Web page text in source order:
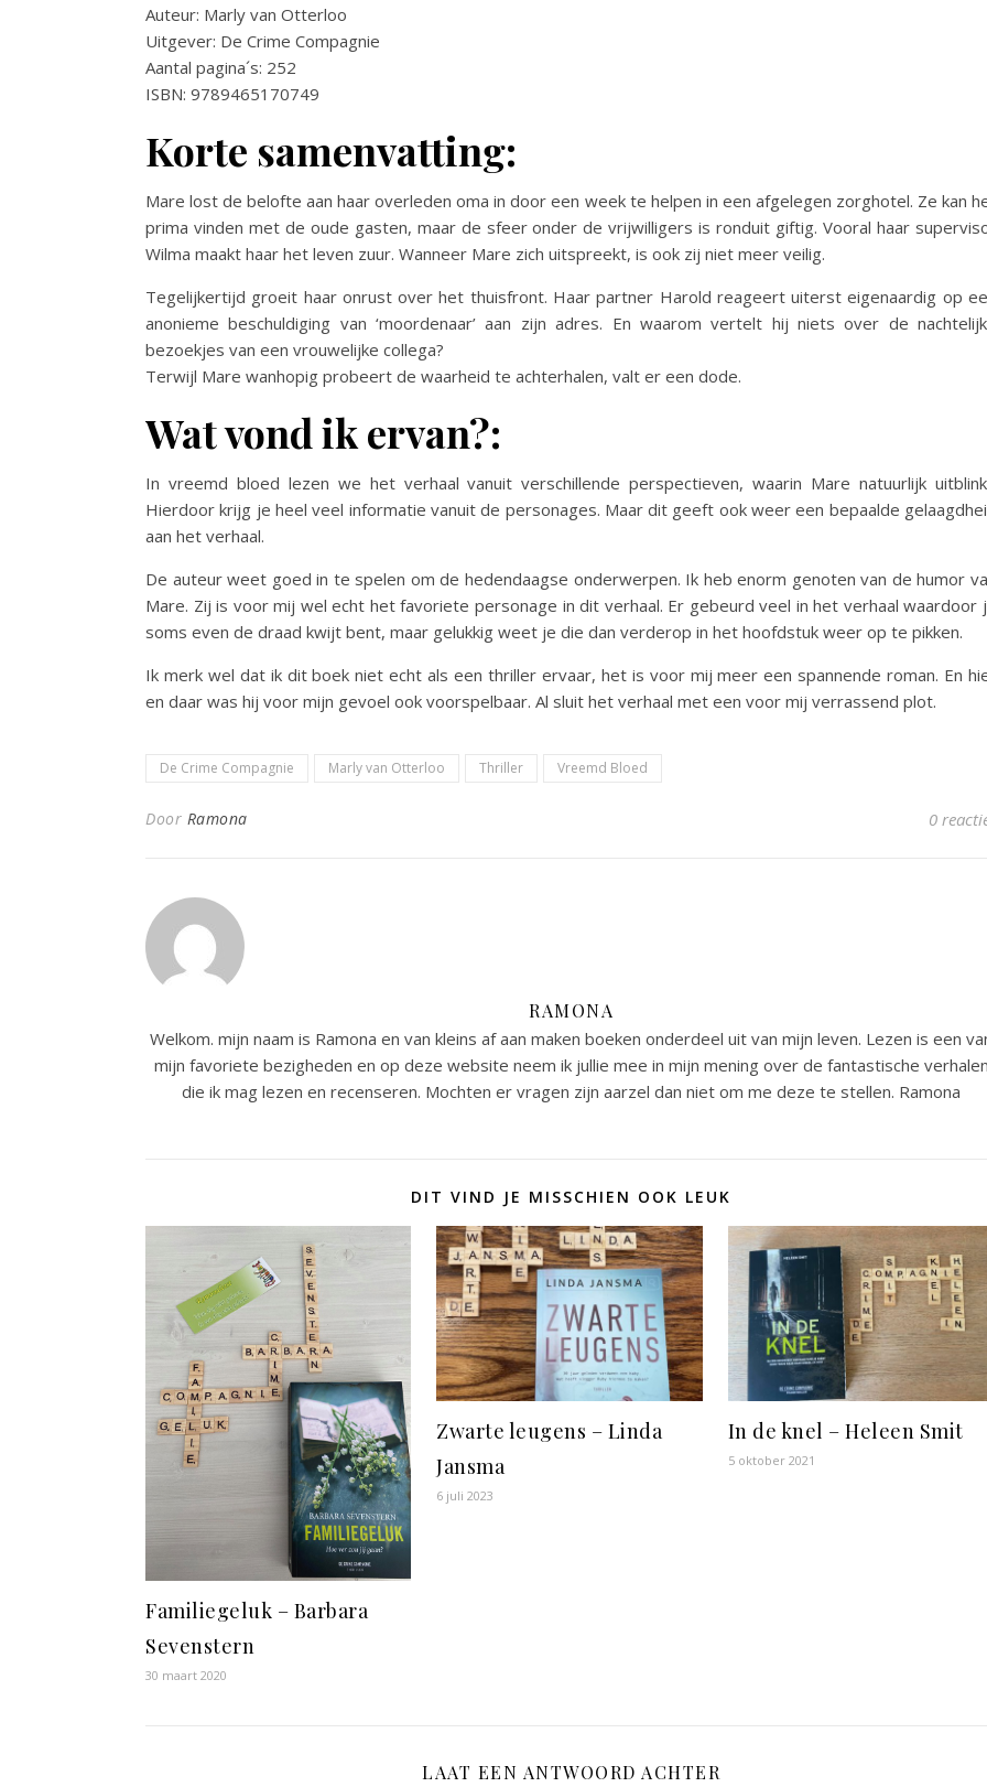
Auteur: Marly van Otterloo
Uitgever: De Crime Compagnie
Aantal pagina´s: 252
ISBN: 9789465170749
Korte samenvatting:
Mare lost de belofte aan haar overleden oma in door een week te helpen in een afgelegen zorghotel. Ze kan
prima vinden met de oude gasten, maar de sfeer onder de vrijwilligers is ronduit giftig. Vooral haar
Wilma maakt haar het leven zuur. Wanneer Mare zich uitspreekt, is ook zij niet meer veilig.
Tegelijkertijd groeit haar onrust over het thuisfront. Haar partner Harold reageert uiterst eigenaardig op
anonieme beschuldiging van ‘moordenaar’ aan zijn adres. En waarom vertelt hij niets over de
bezoekjes van een vrouwelijke collega?
Terwijl Mare wanhopig probeert de waarheid te achterhalen, valt er een dode.
Wat vond ik ervan?:
In vreemd bloed lezen we het verhaal vanuit verschillende perspectieven, waarin Mare natuurlijk
Hierdoor krijg je heel veel informatie vanuit de personages. Maar dit geeft ook weer een bepaalde
aan het verhaal.
De auteur weet goed in te spelen om de hedendaagse onderwerpen. Ik heb enorm genoten van de humor
Mare. Zij is voor mij wel echt het favoriete personage in dit verhaal. Er gebeurd veel in het verhaal waardoor
soms even de draad kwijt bent, maar gelukkig weet je die dan verderop in het hoofdstuk weer op te pikken.
Ik merk wel dat ik dit boek niet echt als een thriller ervaar, het is voor mij meer een spannende roman. En
en daar was hij voor mijn gevoel ook voorspelbaar. Al sluit het verhaal met een voor mij verrassend plot.
De Crime Compagnie Marly van Otterloo Thriller Vreemd Bloed
Door Ramona 0
RAMONA
Welkom. mijn naam is Ramona en van kleins af aan maken boeken onderdeel uit van mijn leven. Lezen is een
mijn favoriete bezigheden en op deze website neem ik jullie mee in mijn mening over de fantastische verhalen
die ik mag lezen en recenseren. Mochten er vragen zijn aarzel dan niet om me deze te stellen. Ramona
DIT VIND JE MISSCHIEN OOK LEUK
Familiegeluk – Barbara
Sevenstern
30 maart 2020
Zwarte leugens – Linda
Jansma
6 juli 2023
In de knel – Heleen Smit
5 oktober 2021
LAAT EEN ANTWOORD ACHTER